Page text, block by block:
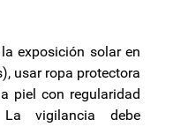
exposición solar en
usar ropa protectora
piel con regularidad
vigilancia debe